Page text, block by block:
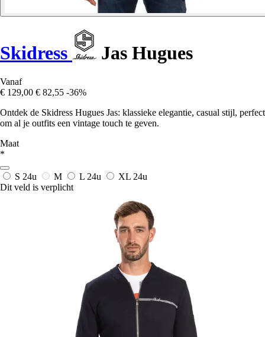
Skidress Jas Hugues
Vanaf
€ 129,00 € 82,55 -36%
Ontdek de Skidress Hugues Jas: klassieke elegantie, casual stijl, perfect
om al je outfits een vintage touch te geven.
Maat
*
S 24u M L 24u XL 24u
Dit veld is verplicht